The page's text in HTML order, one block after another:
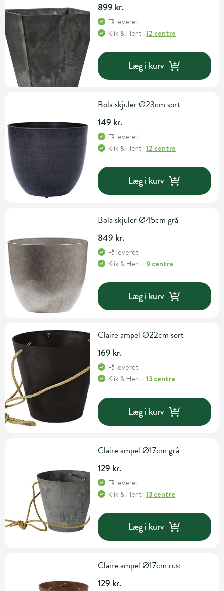
899 kr.
Få leveret
Klik & Hent i12 centre
Læg i kurv
Bola skjuler Ø23cm sort
149 kr.
Få leveret
Klik & Hent i12 centre
Læg i kurv
Bola skjuler Ø45cm grå
849 kr.
Få leveret
Klik & Hent i 9 centre
Læg i kurv
Claire ampel Ø22cm sort
169 kr.
Få leveret
Klik & Hent i13 centre
Læg i kurv
Claire ampel Ø17cm grå
129 kr.
Få leveret
Klik & Hent i13 centre
Læg i kurv
Claire ampel Ø17cm rust
129 kr.